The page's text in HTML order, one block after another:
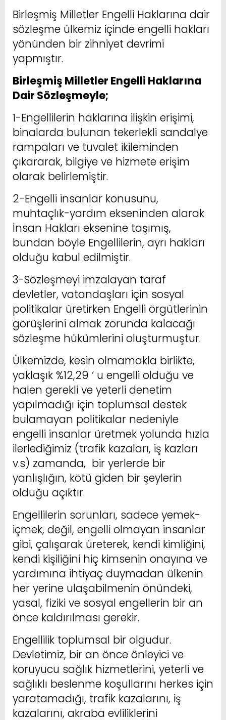
Birleşmiş Milletler Engelli Haklarına dair
sözleşme ülkemiz içinde engelli hakları
yönünden bir zihniyet devrimi
yapmıştır.
Birleşmiş Milletler Engelli Haklarına
Dair Sözleşmeyle;
1-Engellilerin haklarına ilişkin erişimi,
binalarda bulunan tekerlekli sandalye
rampaları ve tuvalet ikileminden
çıkararak, bilgiye ve hizmete erişim
olarak belirlemiştir.
2-Engelli insanlar konusunu,
muhtaçlık-yardım ekseninden alarak
İnsan Hakları eksenine taşımış,
bundan böyle Engellilerin, ayrı hakları
olduğu kabul edilmiştir.
3-Sözleşmeyi imzalayan taraf
devletler, vatandaşları için sosyal
politikalar üretirken Engelli örgütlerinin
görüşlerini almak zorunda kalacağı
sözleşme hükümlerini oluşturmuştur.
Ülkemizde, kesin olmamakla birlikte,
yaklaşık %12,29 ‘ u engelli olduğu ve
halen gerekli ve yeterli denetim
yapılmadığı için toplumsal destek
bulamayan politikalar nedeniyle
engelli insanlar üretmek yolunda hızla
ilerlediğimiz (trafik kazaları, iş kazları
v.s) zamanda, bir yerlerde bir
yanlışlığın, kötü giden bir şeylerin
olduğu açıktır.
Engellilerin sorunları, sadece yemek-
içmek, değil, engelli olmayan insanlar
gibi, çalışarak üreterek, kendi kimliğini,
kendi kişiliğini hiç kimsenin onayına ve
yardımına ihtiyaç duymadan ülkenin
her yerine ulaşabilmenin önündeki,
yasal, fiziki ve sosyal engellerin bir an
önce kaldırılması gerekir.
Engellilik toplumsal bir olgudur.
Devletimiz, bir an önce önleyici ve
koruyucu sağlık hizmetlerini, yeterli ve
sağlıklı beslenme koşullarını herkes için
yaratamadığı, trafik kazalarını, iş
kazalarını, akraba evliliklerini